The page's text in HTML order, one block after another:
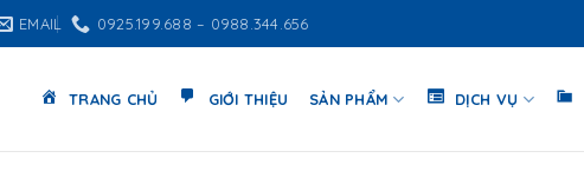
EMAIL 0925.199.688 – 0988.344.656
TRANG CHỦ GIỚI THIỆU SẢN PHẨM DỊCH VỤ